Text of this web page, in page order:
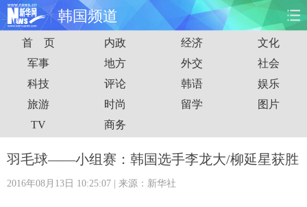
韩国频道
首页 时政 国际 财经
娱乐 体育 人事 教育
时尚 思客
港澳 台湾 华人 汽车
科技 能源
首 页 内政 经济
文化
军事
地方 外交
社会
科技
评论 韩语
娱乐
旅游
时尚 留学
图片
TV
商务
羽毛球——小组赛：韩国选手李龙大/柳延星获胜
2016年08月13日 10:25:07 | 来源：新华社